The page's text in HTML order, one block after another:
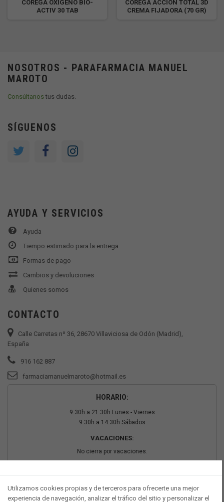
COREGA OXIGENO BIO-
ACTIV 30 TAB
COREGA ACCIÓN TOTAL 3D
CREMA FIJADORA (70 GR)
NOSOTROS - PARAFARMACIA MANUEL
MAROTO
Consúltanostus dudas.
SÍGUENOS
AYUDA Y SERVICIOS
Ayuda
Tiempo estimado para la entrega
Formas de pago
Cambios y devoluciones
Quienes somos
CONTACTO
Calle Carretas nº 36, 28670 Villaviciosa de Odón (Madrid),
España
916 162 887
farmaciamanuelmaroto@hotmail.es
HORARIO:
9:30h a 21:30h Lunes - Viernes
9:30h a 14:30h Sábados
VACACIONES:
No cierra por vacaciones.
Utilizamos cookies propias y de terceros para ofrecerte una mejor
experiencia de navegación, analizar el tráfico del sitio y personalizar el